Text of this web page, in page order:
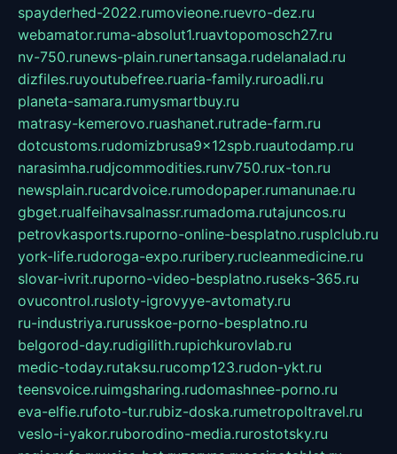
spayderhed-2022.rumovieone.ruevro-dez.ru
webamator.ruma-absolut1.ruavtopomosch27.ru
nv-750.runews-plain.runertansaga.rudelanalad.ru
dizfiles.ruyoutubefree.ruaria-family.ruroadli.ru
planeta-samara.rumysmartbuy.ru
matrasy-kemerovo.ruashanet.rutrade-farm.ru
dotcustoms.rudomizbrusa9x12spb.ruautodamp.ru
narasimha.rudjcommodities.runv750.rux-ton.ru
newsplain.rucardvoice.rumodopaper.rumanunae.ru
gbget.rualfeihavsalnassr.rumadoma.rutajuncos.ru
petrovkasports.ruporno-online-besplatno.rusplclub.ru
york-life.rudoroga-expo.ruribery.rucleanmedicine.ru
slovar-ivrit.ruporno-video-besplatno.ruseks-365.ru
ovucontrol.rusloty-igrovyye-avtomaty.ru
ru-industriya.rurusskoe-porno-besplatno.ru
belgorod-day.rudigilith.rupichkurovlab.ru
medic-today.rutaksu.rucomp123.rudon-ykt.ru
teensvoice.ruimgsharing.rudomashnee-porno.ru
eva-elfie.rufoto-tur.rubiz-doska.rumetropoltravel.ru
veslo-i-yakor.ruborodino-media.rurostotsky.ru